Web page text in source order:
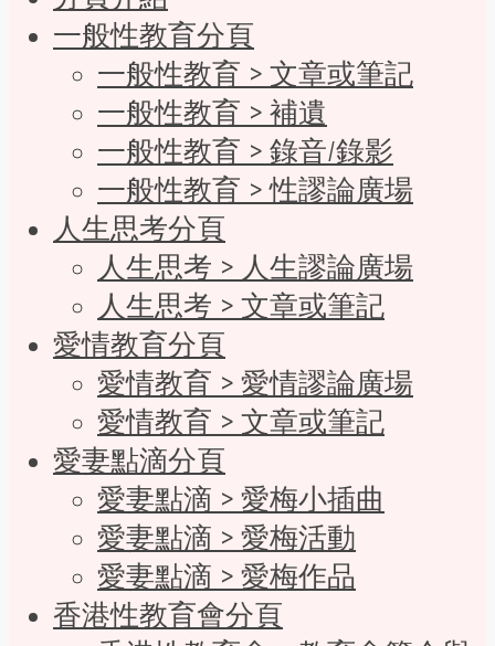
一般性教育分頁
一般性教育 > 文章或筆記
一般性教育 > 補遺
一般性教育 > 錄音/錄影
一般性教育 > 性謬論廣場
人生思考分頁
人生思考 > 人生謬論廣場
人生思考 > 文章或筆記
愛情教育分頁
愛情教育 > 愛情謬論廣場
愛情教育 > 文章或筆記
愛妻點滴分頁
愛妻點滴 > 愛梅小插曲
愛妻點滴 > 愛梅活動
愛妻點滴 > 愛梅作品
香港性教育會分頁